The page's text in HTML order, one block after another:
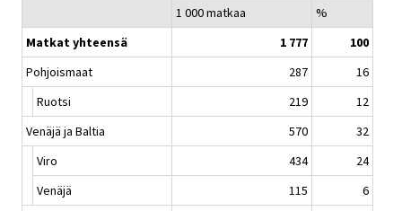
1 000 matkaa
%
Matkat yhteensä
1 777
100
Pohjoismaat
287
16
Ruotsi
219
12
Venäjä ja Baltia
570
32
Viro
434
24
Venäjä
115
6